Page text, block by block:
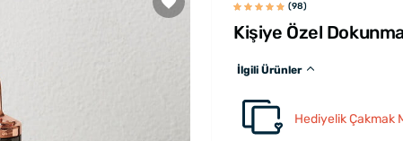
(98)
Kişiye Özel
İlgili Ürünler
Hediyelik Çakmak